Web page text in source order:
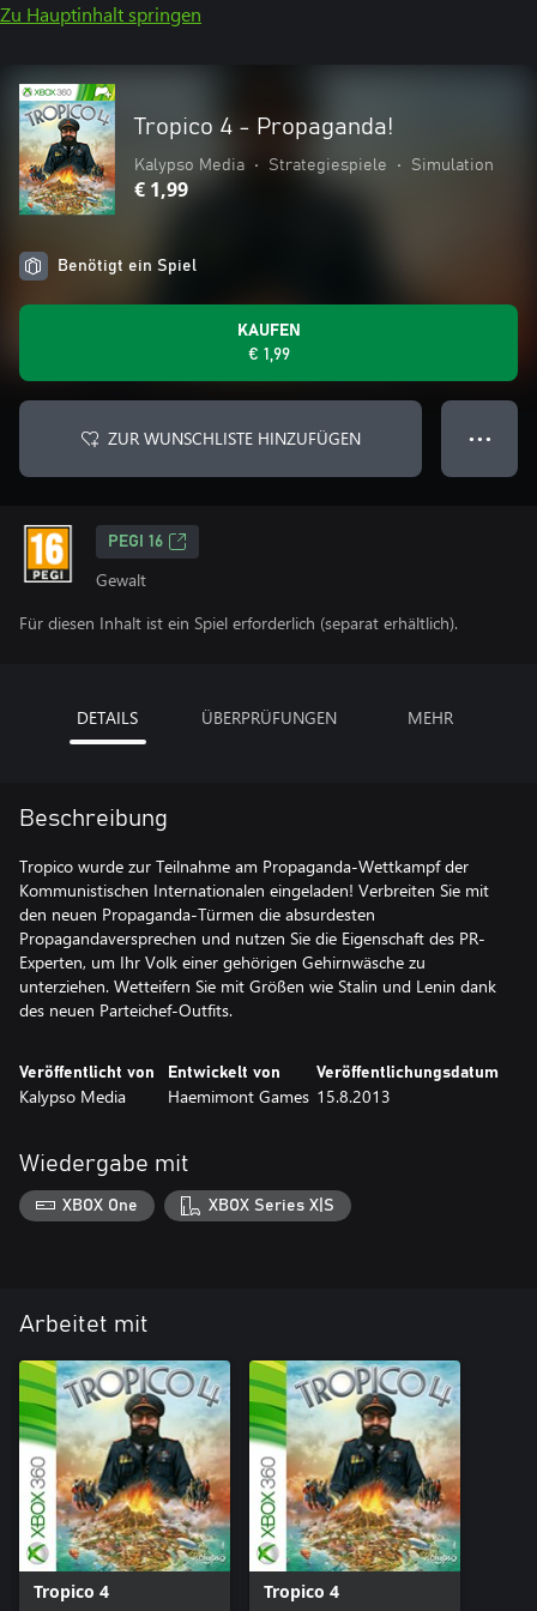
Zu Hauptinhalt springen
Tropico 4 - Propaganda!
Kalypso Media • Strategiespiele • Simulation
€ 1,99
Benötigt ein Spiel
KAUFEN
€ 1,99
ZUR WUNSCHLISTE HINZUFÜGEN ● ● ●
PEGI 16
Gewalt
Für diesen Inhalt ist ein Spiel erforderlich (separat erhältlich).
DETAILS ÜBERPRÜFUNGEN MEHR
Beschreibung
Tropico wurde zur Teilnahme am Propaganda-Wettkampf der
Kommunistischen Internationalen eingeladen! Verbreiten Sie mit
den neuen Propaganda-Türmen die absurdesten
Propagandaversprechen und nutzen Sie die Eigenschaft des PR-
Experten, um Ihr Volk einer gehörigen Gehirnwäsche zu
unterziehen. Wetteifern Sie mit Größen wie Stalin und Lenin dank
des neuen Parteichef-Outfits.
Veröffentlicht von
Kalypso Media
Entwickelt von
Haemimont Games
Veröffentlichungsdatum
15.8.2013
Wiedergabe mit
XBOX One XBOX Series X|S
Arbeitet mit
Tropico 4 Tropico 4